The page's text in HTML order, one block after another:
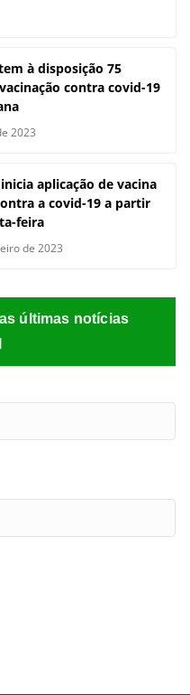
à disposição 75
contra covid-19
2023
aplicação de vacina
a covid-19 a partir
feira
de 2023
últimas notícias